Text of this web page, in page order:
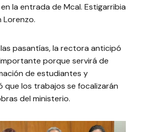
la entrada de Mcal. Estigarribia
Lorenzo.
pasantías, la rectora anticipó
porque servirá de
de estudiantes y
que los trabajos se focalizarán
del ministerio.